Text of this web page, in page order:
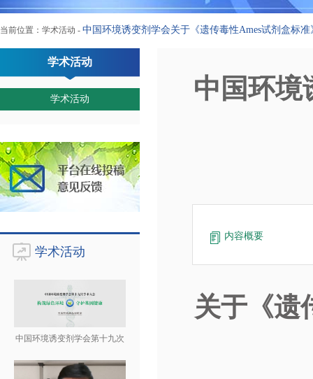
当前位置： 学术活动 - 中国环境诱变剂学会关于《遗传毒性Ames试剂盒标
学术活动
学术活动
学术活动
中国环境诱变剂学会第十九次
中国环境
内容概要
关于《遗